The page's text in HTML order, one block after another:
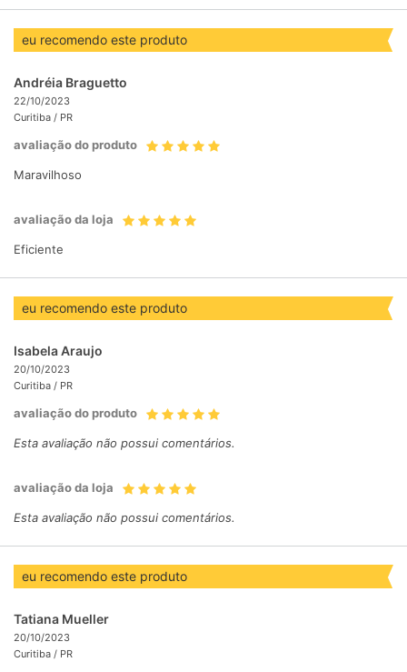
eu recomendo este produto
Andréia Braguetto
22/10/2023
Curitiba / PR
avaliação do produto
Maravilhoso
avaliação da loja
Eficiente
eu recomendo este produto
Isabela Araujo
20/10/2023
Curitiba / PR
avaliação do produto
Esta avaliação não possui comentários.
avaliação da loja
Esta avaliação não possui comentários.
eu recomendo este produto
Tatiana Mueller
20/10/2023
Curitiba / PR